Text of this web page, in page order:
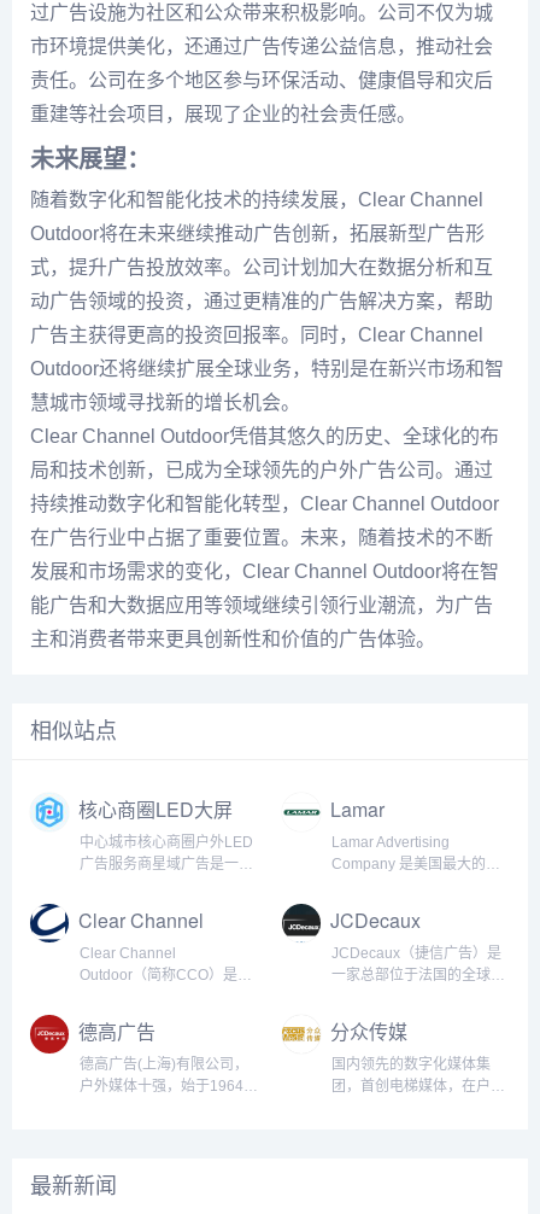
过广告设施为社区和公众带来积极影响。公司不仅为城
市环境提供美化，还通过广告传递公益信息，推动社会
责任。公司在多个地区参与环保活动、健康倡导和灾后
重建等社会项目，展现了企业的社会责任感。
未来展望：
随着数字化和智能化技术的持续发展，Clear Channel
Outdoor将在未来继续推动广告创新，拓展新型广告形
式，提升广告投放效率。公司计划加大在数据分析和互
动广告领域的投资，通过更精准的广告解决方案，帮助
广告主获得更高的投资回报率。同时，Clear Channel
Outdoor还将继续扩展全球业务，特别是在新兴市场和智
慧城市领域寻找新的增长机会。
Clear Channel Outdoor凭借其悠久的历史、全球化的布
局和技术创新，已成为全球领先的户外广告公司。通过
持续推动数字化和智能化转型，Clear Channel Outdoor
在广告行业中占据了重要位置。未来，随着技术的不断
发展和市场需求的变化，Clear Channel Outdoor将在智
能广告和大数据应用等领域继续引领行业潮流，为广告
主和消费者带来更具创新性和价值的广告体验。
相似站点
核心商圈LED大屏
媒体
中心城市核心商圈户外LED
广告服务商星域广告是一家
企业提供精准、高效、价值
最大化的户外广告投放解决
方案，专注于为客户提供城
升价值，助力品牌传播强势
曝光和深度影响力，加深消
费者记忆感知，强化品牌形
光 优质...
Lamar
Advertising
Lamar Advertising
Company 是美国最大的户
斯安那州的巴吞鲁日。
Lamar Advertising 提供一
系列广告解决方案，包括传
及机场和交通枢纽广告。公
司在美国的多个州和加拿大
运营，是北美地区的广告领
Clear Channel
Outdoor
Clear Channel
Outdoor（简称CCO）是全
一，隶属于iHeartMedia，
成立于1901年，总部位于美
国德克萨斯州达拉斯市。
CCO在全球多个国家和地区
Channel Outdoor通过创新
的广告产品和覆盖广泛的媒
JCDecaux
JCDecaux（捷信广告）是
一家总部位于法国的全球领
1964年，专注于提供创新的
广告解决方案。作为全球最
大公共交通广告商和户外广
告的主要供应商之一，
德高广告
德高广告(上海)有限公司，
户外媒体十强，始于1964
专注于经营街道设施媒体/广
告大牌媒体/交通媒体的企业
分众传媒
国内领先的数字化媒体集
团，首创电梯媒体，在户外
最新新闻